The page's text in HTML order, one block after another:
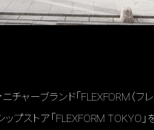
ャーブランド「FLEXFORM（フ
ップストア「FLEXFORM TOKYO